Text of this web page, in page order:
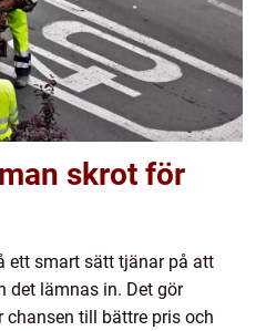
skrot för
ett smart sätt tjänar på att
det lämnas in. Det gör
chansen till bättre pris och